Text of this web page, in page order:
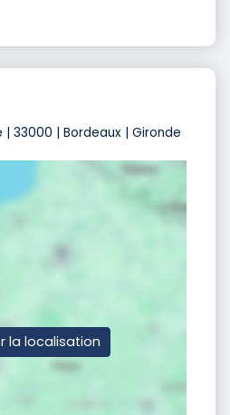
33000 | Bordeaux | Gironde
la localisation